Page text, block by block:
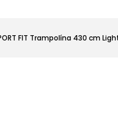
FIT Trampolína 430 cm